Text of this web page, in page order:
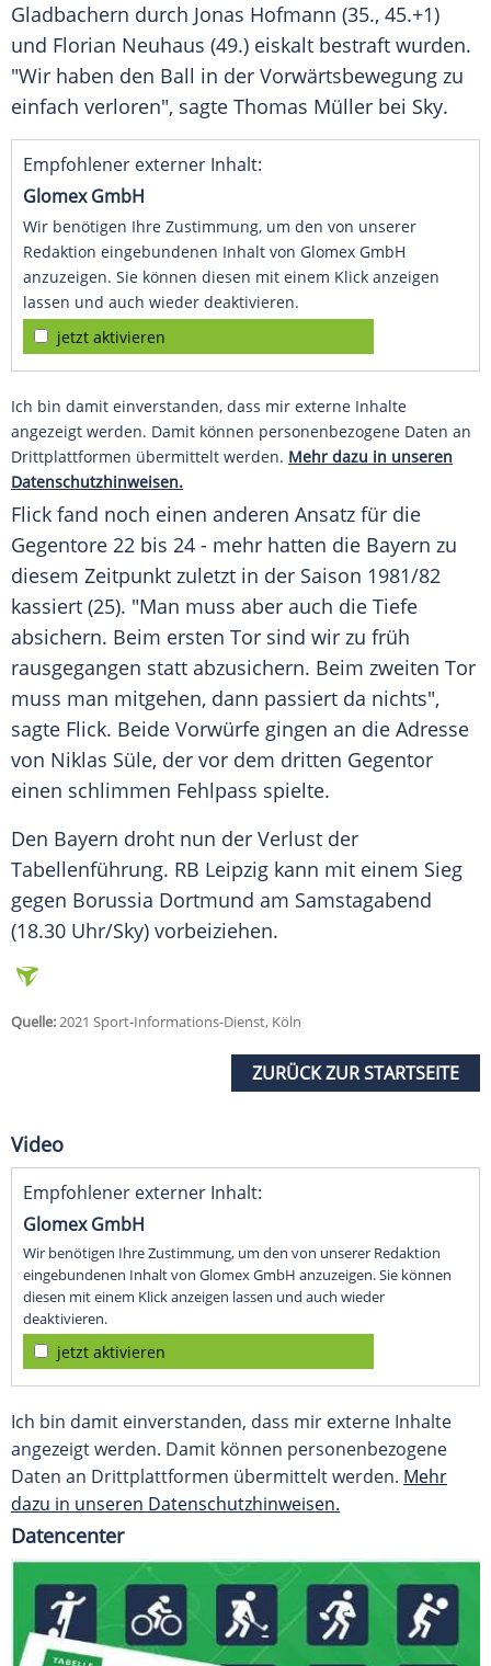
Gladbachern durch Jonas Hofmann (35., 45.+1)
und Florian Neuhaus (49.) eiskalt bestraft wurden.
"Wir haben den Ball in der Vorwärtsbewegung zu
einfach verloren", sagte Thomas Müller bei Sky.
Empfohlener externer Inhalt:
Glomex GmbH
Wir benötigen Ihre Zustimmung, um den von unserer
Redaktion eingebundenen Inhalt von Glomex GmbH
anzuzeigen. Sie können diesen mit einem Klick anzeigen
lassen und auch wieder deaktivieren.
jetzt aktivieren
Ich bin damit einverstanden, dass mir externe Inhalte
angezeigt werden. Damit können personenbezogene Daten an
Drittplattformen übermittelt werden. Mehr dazu in unseren
Datenschutzhinweisen.
Flick fand noch einen anderen Ansatz für die
Gegentore 22 bis 24 - mehr hatten die Bayern zu
diesem Zeitpunkt zuletzt in der Saison 1981/82
kassiert (25). "Man muss aber auch die Tiefe
absichern. Beim ersten Tor sind wir zu früh
rausgegangen statt abzusichern. Beim zweiten Tor
muss man mitgehen, dann passiert da nichts",
sagte Flick. Beide Vorwürfe gingen an die Adresse
von Niklas Süle, der vor dem dritten Gegentor
einen schlimmen Fehlpass spielte.
Den Bayern droht nun der Verlust der
Tabellenführung. RB Leipzig kann mit einem Sieg
gegen Borussia Dortmund am Samstagabend
(18.30 Uhr/Sky) vorbeiziehen.
Quelle:2021 Sport-Informations-Dienst, Köln
ZURÜCK ZUR STARTSEITE
Video
Empfohlener externer Inhalt:
Glomex GmbH
Wir benötigen Ihre Zustimmung, um den von unserer Redaktion
eingebundenen Inhalt von Glomex GmbH anzuzeigen. Sie können
diesen mit einem Klick anzeigen lassen und auch wieder
deaktivieren.
jetzt aktivieren
Ich bin damit einverstanden, dass mir externe Inhalte
angezeigt werden. Damit können personenbezogene
Daten an Drittplattformen übermittelt werden. Mehr
dazu in unseren Datenschutzhinweisen.
Datencenter